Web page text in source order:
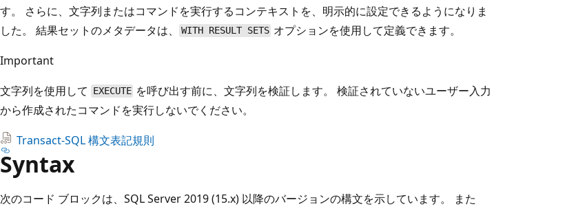
す。 さらに、文字列またはコマンドを実行するコンテキストを、明示的に設定できるようになりま
した。 結果セットのメタデータは、
WITH RESULT SETS オプションを使用して定義できます。
Important
文字列を使用して
EXECUTE を呼び出す前に、文字列を検証します。 検証されていないユーザー入力
から作成されたコマンドを実行しないでください。
Transact-SQL 構文表記規則
Syntax
次のコード ブロックは、SQL Server 2019 (15.x) 以降のバージョンの構文を示しています。 また